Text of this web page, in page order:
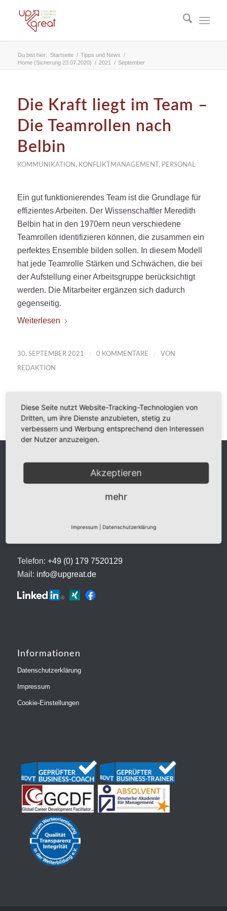
Du bist hier: Startseite / Tipps und News /
Home (Sicherung 23.07.2020) / 2021 / September
Die Kraft liegt im Team –
Die Teamrollen nach
Belbin
KOMMUNIKATION , KONFLIKTMANAGEMENT , PERSONAL
Ein gut funktionierendes Team ist die Grundlage für
effizientes Arbeiten. Der Wissenschaftler Meredith
Belbin hat in den 1970ern neun verschiedene
Teamrollen identifizieren können, die zusammen ein
perfektes Ensemble bilden sollen. In diesem Modell
hat jede Teamrolle Stärken und Schwächen, die bei
der Aufstellung einer Arbeitsgruppe berücksichtigt
werden. Die Mitarbeiter ergänzen sich dadurch
gegenseitig.
Weiterlesen
30. SEPTEMBER 2021 / 0 KOMMENTARE / VON
REDAKTION
Helene-Lange-Straße 32
Telefon: +49 (0) 179 7520129
Mail: info@upgreat.de
Informationen
Datenschutzerklärung
Impressum
Cookie-Einstellungen
Diese Seite nutzt Website-Tracking-Technologien von
Dritten, um ihre Dienste anzubieten, stetig zu
verbessern und Werbung entsprechend den Interessen
der Nutzer anzuzeigen.
Akzeptieren
mehr
Impressum Datenschutzerklärung